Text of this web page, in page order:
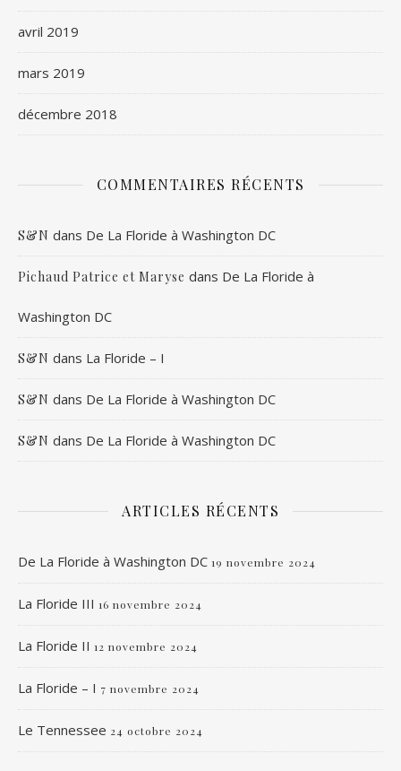
avril 2019
mars 2019
décembre 2018
COMMENTAIRES RÉCENTS
S&N dans De La Floride à Washington DC
Pichaud Patrice et Maryse dans De La Floride à
Washington DC
S&N dans La Floride – I
S&N dans De La Floride à Washington DC
S&N dans De La Floride à Washington DC
ARTICLES RÉCENTS
De La Floride à Washington DC 19 novembre 2024
La Floride III 16 novembre 2024
La Floride II 12 novembre 2024
La Floride – I 7 novembre 2024
Le Tennessee 24 octobre 2024